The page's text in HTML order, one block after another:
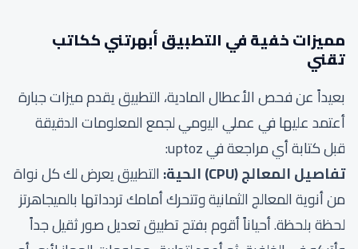
مميزات خفية في التطبيق أبهرتني ككاتب
تقني
بعيداً عن فحص الأعطال المادية، التطبيق يقدم ميزات جبارة
أعتمد عليها في عملي اليومي لجمع المعلومات الدقيقة
قبل كتابة أي مراجعة في uptoz:
تفاصيل المعالج (CPU) الحية:
التطبيق يعرض لك كل نواة
من أنوية المعالج الثمانية وتتحرك أمامك تردداتها بالميجاهرتز
لحظة بلحظة. أحياناً أقوم بفتح تطبيق تعديل صور ثقيل جداً